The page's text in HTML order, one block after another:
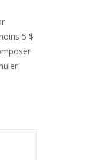
5 $